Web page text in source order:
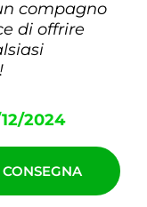
compagno
di offrire
2024